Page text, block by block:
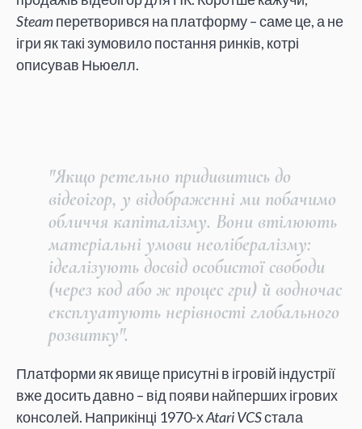
Steamперетворився на платформу – саме це, а не
ігри як такі зумовило постання ринків, котрі
описував Ньюелл.
"Якщо ретельно придивитись до
відеоігор, у відображенні ми побачимо
обличчя капіталізму. Вони втілюють
матеріальні умови неолібералізму:
ідеалізують досвід особистої свободи
(через код або ж процес гри) й водночас
експлуатують нерівності глобального
розвитку".
Платформи як явище присутні в ігровій індустрії
вже досить давно – від появи найперших ігрових
консолей. Наприкінці 1970-хAtari VCSстала